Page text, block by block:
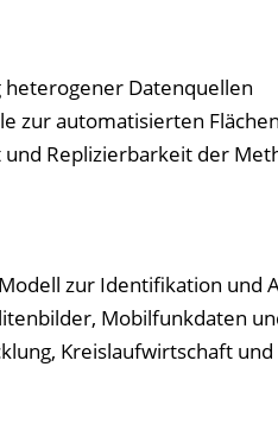
Datenquellen
zur automatisierten
Replizierbarkeit der
zur Identifikation
Mobilfunkdaten
Kreislaufwirtschaft